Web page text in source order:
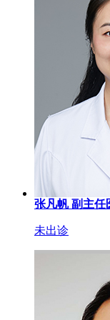
张凡帆副主任
未出诊